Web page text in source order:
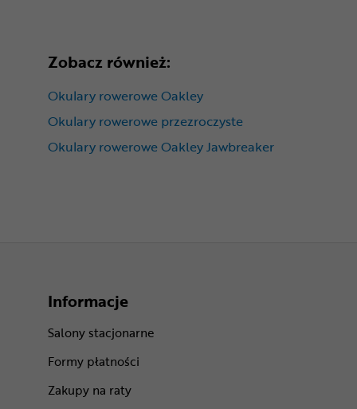
Zobacz również:
Okulary rowerowe Oakley
Okulary rowerowe przezroczyste
Okulary rowerowe Oakley Jawbreaker
Informacje
Salony stacjonarne
Formy płatności
Zakupy na raty